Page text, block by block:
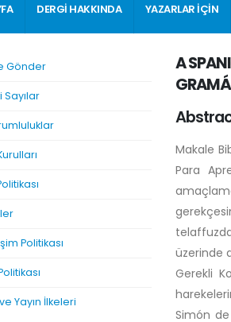
DERGİ HAKKINDA YAZARLAR İÇİN
Gönder
Sayılar
Politikası
Yayın İlkeleri
A
Makale
Para
üzerinde
Gerekli
Simón